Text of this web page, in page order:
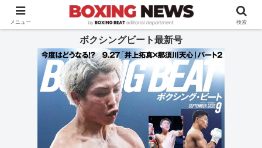
BOXING BEAT [ボクシング・ビート] 公式サイト
ボクシングビート最新号
メニュー 検索